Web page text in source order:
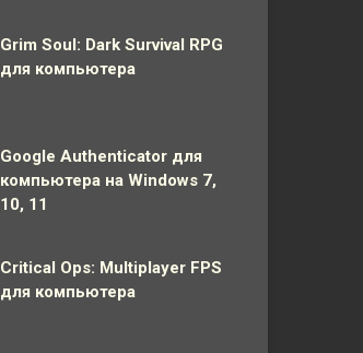
Grim Soul: Dark Survival RPG
для компьютера
Google Authenticator для
компьютера на Windows 7,
10, 11
Critical Ops: Multiplayer FPS
для компьютера